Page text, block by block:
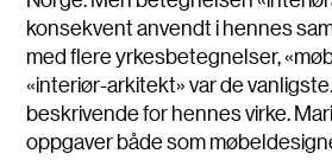
konsekvent anvendt i hennes
med flere yrkesbetegnelser,
«interiør-arkitekt» var de
beskrivende for hennes virke.
oppgaver både som